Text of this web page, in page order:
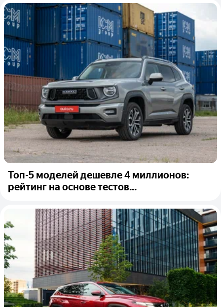
Топ-5 моделей дешевле 4 миллионов:
рейтинг на основе тестов...